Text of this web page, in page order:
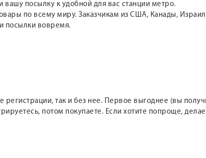
вашу посылку к удобной для вас станции метро.
по всему миру. Заказчикам из США, Канады,
посылки вовремя.
регистрации, так и без нее. Первое выгоднее (вы
потом покупаете. Если хотите попроще,